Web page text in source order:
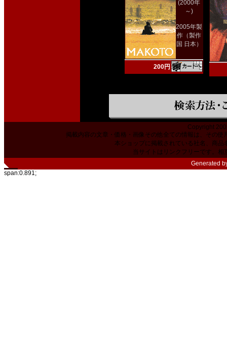
(2000年
～)
2005年製
作（製作
国 日本）
200円
Copyright
掲載内容の文章・価格・画像その他全ての情報は、その
本ショップに掲載されている社名、商
当サイトはリンクフリーです。相
Generated
span:0.891;